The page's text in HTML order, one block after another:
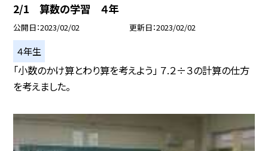
2/1 算数の学習 ４年
公開日 2023/02/02 更新日 2023/02/02
４年生
「小数のかけ算とわり算を考えよう」 ７.２÷３の計算の仕方
を考えました。